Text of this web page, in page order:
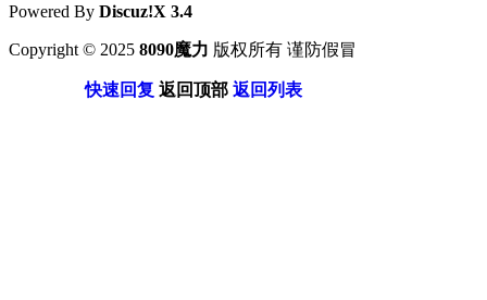
Powered By Discuz!X 3.4
Copyright © 2025 8090魔力 版权所有 谨防假冒
快速回复 返回顶部 返回列表